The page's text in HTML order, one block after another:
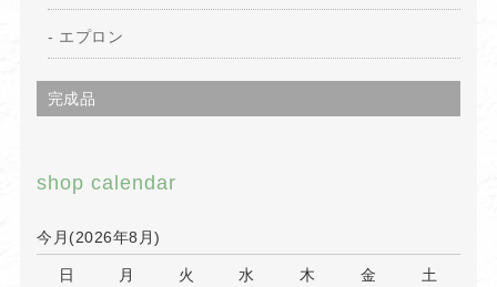
エプロン
完成品
shop calendar
今月(2026年8月)
日 月 火 水 木 金 土